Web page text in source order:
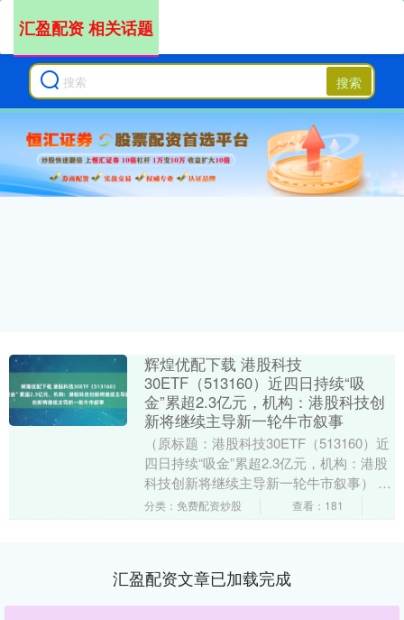
搜索
汇盈配资 相关话题
辉煌优配下载 港股科技
30ETF（513160）近四日持续“吸
金”累超2.3亿元，机构：港股科技创
新将继续主导新一轮牛市叙事
（原标题：港股科技30ETF（513160）近
四日持续“吸金”累超2.3亿元，机构：港股
科技创新将继续主导新一轮牛市叙事） 12
月9日，港股恒生指数、恒生科技指....
分类：免费配资炒股 查看：181
汇盈配资文章已加载完成